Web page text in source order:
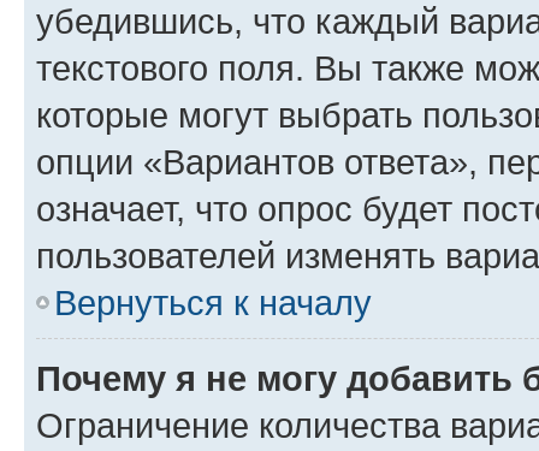
убедившись, что каждый
текстового поля. Вы также
которые могут выбрать
опции «Вариантов ответа»,
означает, что опрос будет
пользователей изменять
Вернуться к началу
Почему я не могу добавить
Ограничение количества